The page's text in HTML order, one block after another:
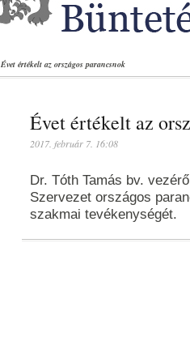
Évet értékelt az országos parancsnok
Évet értékelt az
2017. február 7. 16:08
Dr. Tóth Tamás bv.
Szervezet országos
szakmai tevékenységét.